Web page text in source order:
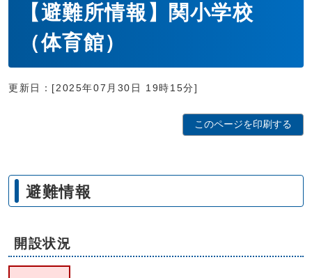
【避難所情報】関小学校
（体育館）
更新日：[2025年07月30日 19時15分]
避難情報
開設状況